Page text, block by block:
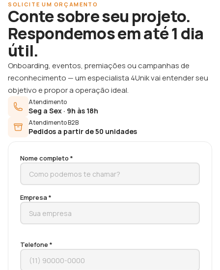
SOLICITE UM ORÇAMENTO
Conte sobre seu projeto.
Respondemos em até 1 dia
útil.
Onboarding, eventos, premiações ou campanhas de
reconhecimento — um especialista 4Unik vai entender seu
objetivo e propor a operação ideal.
Atendimento
Seg a Sex · 9h às 18h
Atendimento B2B
Pedidos a partir de 50 unidades
Nome completo *
Empresa *
Telefone *